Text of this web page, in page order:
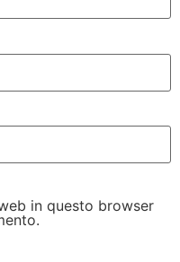
in questo browser